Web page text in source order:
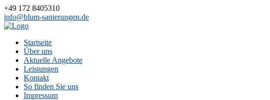
+49 172 8405310
info@blum-sanierungen.de
Startseite
Über uns
Aktuelle Angebote
Leistungen
Kontakt
So finden Sie uns
Impressum